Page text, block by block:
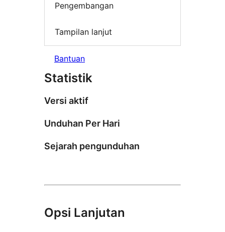
Pengembangan
Tampilan lanjut
Bantuan
Statistik
Versi aktif
Unduhan Per Hari
Sejarah pengunduhan
Opsi Lanjutan